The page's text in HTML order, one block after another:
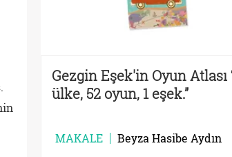
Gezgin Eşek'in Oyun Atlası
ülke, 52 oyun, 1 eşek.”
MAKALE Beyza Hasibe Aydın